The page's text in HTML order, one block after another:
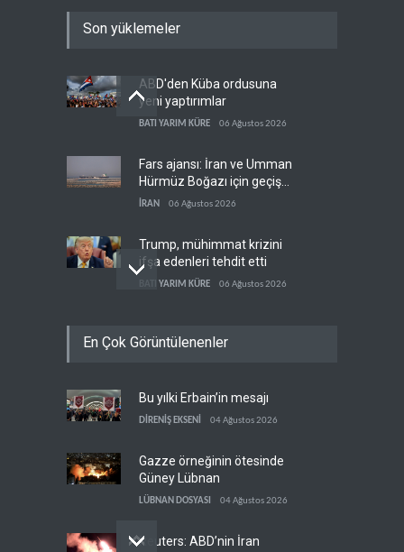
Son yüklemeler
ABD'den Küba ordusuna
yeni yaptırımlar
BATI YARIM KÜRE 06 Ağustos 2026
Fars ajansı: İran ve Umman
Hürmüz Boğazı için geçiş
koridorlarında anlaştı
İRAN 06 Ağustos 2026
Trump, mühimmat krizini
ifşa edenleri tehdit etti
BATI YARIM KÜRE 06 Ağustos 2026
Şeria'da işgalci
İsrail, beyin göçünde rekora
koşuyor
En Çok Görüntülenenler
Bu yılki Erbain’in mesajı
DİRENİŞ EKSENİ 04 Ağustos 2026
Gazze örneğinin ötesinde
Güney Lübnan
LÜBNAN DOSYASI 04 Ağustos 2026
Reuters: ABD’nin İran